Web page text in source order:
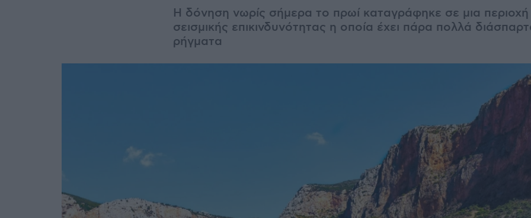
Η δόνηση νωρίς σήμερα το πρωί καταγράφηκε σε μια
σεισμικής επικινδυνότητας η οποία έχει πάρα πολλά
ρήγματα